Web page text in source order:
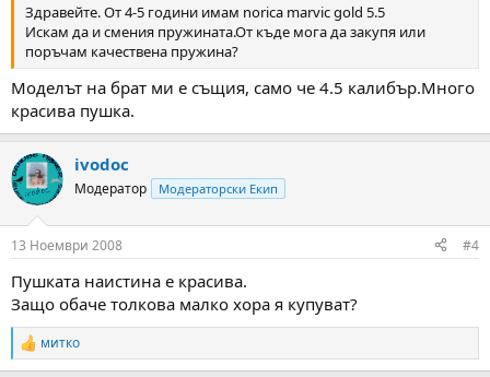
Здравейте. От 4-5 години имам norica marvic gold 5.5
Искам да и смения пружината.От къде мога да закупя или
поръчам качествена пружина?
Моделът на брат ми е същия, само че 4.5 калибър.Много
красива пушка.
ivodoc
Модератор Модераторски Екип
13 Ноември 2008 #4
Пушката наистина е красива.
Защо обаче толкова малко хора я купуват?
R
e
митко